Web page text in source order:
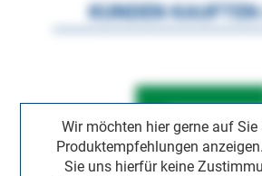
Wir möchten hier gerne auf
Produktempfehlungen
Sie uns hierfür keine
KUNDEN